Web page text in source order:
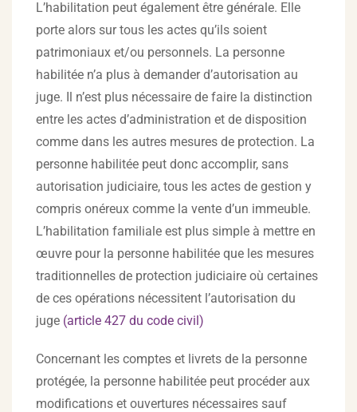
L’habilitation peut également être générale. Elle
porte alors sur tous les actes qu’ils soient
patrimoniaux et/ou personnels. La personne
habilitée n’a plus à demander d’autorisation au
juge. Il n’est plus nécessaire de faire la distinction
entre les actes d’administration et de disposition
comme dans les autres mesures de protection. La
personne habilitée peut donc accomplir, sans
autorisation judiciaire, tous les actes de gestion y
compris onéreux comme la vente d’un immeuble.
L’habilitation familiale est plus simple à mettre en
œuvre pour la personne habilitée que les mesures
traditionnelles de protection judiciaire où certaines
de ces opérations nécessitent l’autorisation du
juge (article 427 du code civil)
Concernant les comptes et livrets de la personne
protégée, la personne habilitée peut procéder aux
modifications et ouvertures nécessaires sauf